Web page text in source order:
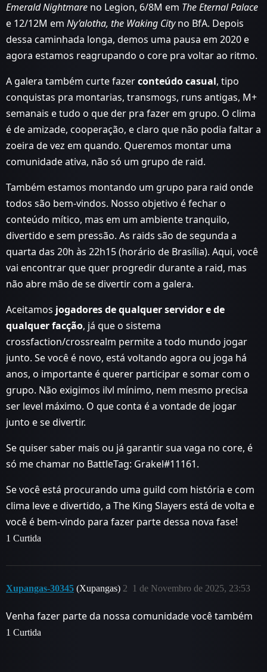
Emerald Nightmare no Legion, 6/8M em The Eternal Palace
e 12/12M em Ny’alotha, the Waking Cityno BfA. Depois
dessa caminhada longa, demos uma pausa em 2020 e
agora estamos reagrupando o core pra voltar ao ritmo.
A galera também curte fazerconteúdo casual, tipo
conquistas pra montarias, transmogs, runs antigas, M+
semanais e tudo o que der pra fazer em grupo. O clima
é de amizade, cooperação, e claro que não podia faltar a
zoeira de vez em quando. Queremos montar uma
comunidade ativa, não só um grupo de raid.
Também estamos montando um grupo para raid onde
todos são bem-vindos. Nosso objetivo é fechar o
conteúdo mítico, mas em um ambiente tranquilo,
divertido e sem pressão. As raids são de segunda a
quarta das 20h às 22h15 (horário de Brasília). Aqui, você
vai encontrar que quer progredir durante a raid, mas
não abre mão de se divertir com a galera.
Aceitamos jogadores de qualquer servidor e de
qualquer facção, já que o sistema
crossfaction/crossrealm permite a todo mundo jogar
junto. Se você é novo, está voltando agora ou joga há
anos, o importante é querer participar e somar com o
grupo. Não exigimos ilvl mínimo, nem mesmo precisa
ser level máximo. O que conta é a vontade de jogar
junto e se divertir.
Se quiser saber mais ou já garantir sua vaga no core, é
só me chamar no BattleTag: Grakel#11161.
Se você está procurando uma guild com história e com
clima leve e divertido, a The King Slayers está de volta e
você é bem-vindo para fazer parte dessa nova fase!
1 Curtida
Xupangas-30345 (Xupangas) 1 de Novembro de 2025, 23:53
2
Venha fazer parte da nossa comunidade você também
1 Curtida